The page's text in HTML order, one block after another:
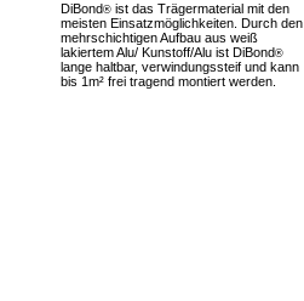
DiBond® ist das Trägermaterial mit den
meisten Einsatzmöglichkeiten. Durch den
mehrschichtigen Aufbau aus weiß
lakiertem Alu/ Kunstoff/Alu ist DiBond®
lange haltbar, verwindungssteif und kann
bis 1m² frei tragend montiert werden.